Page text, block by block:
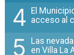
4 El
acceso al
5
Las
en Villa La